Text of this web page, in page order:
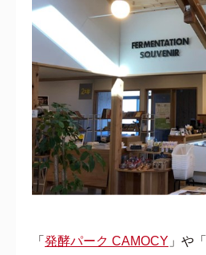
「 発酵パーク CAMOCY 」や「